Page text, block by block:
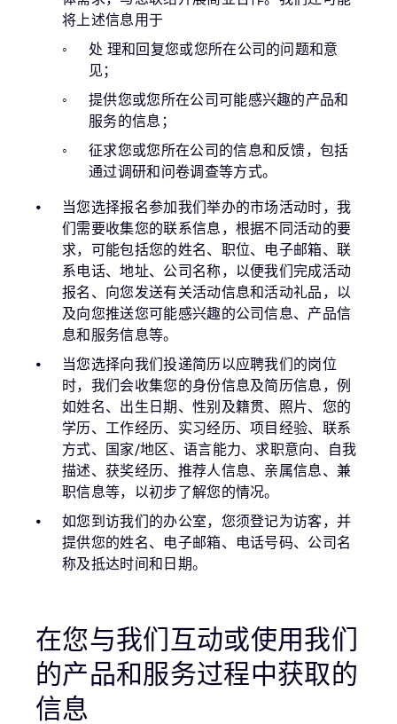
将上述信息用于
处 理和回复您或您所在公司的问题和意
见；
提供您或您所在公司可能感兴趣的产品和
服务的信息；
征求您或您所在公司的信息和反馈，包括
通过调研和问卷调查等方式。
当您选择报名参加我们举办的市场活动时，我
们需要收集您的联系信息，根据不同活动的要
求，可能包括您的姓名、职位、电子邮箱、联
系电话、地址、公司名称，以便我们完成活动
报名、向您发送有关活动信息和活动礼品，以
及向您推送您可能感兴趣的公司信息、产品信
息和服务信息等。
当您选择向我们投递简历以应聘我们的岗位
时，我们会收集您的身份信息及简历信息，例
如姓名、出生日期、性别及籍贯、照片、您的
学历、工作经历、实习经历、项目经验、联系
方式、国家/地区、语言能力、求职意向、自我
描述、获奖经历、推荐人信息、亲属信息、兼
职信息等，以初步了解您的情况。
如您到访我们的办公室，您须登记为访客，并
提供您的姓名、电子邮箱、电话号码、公司名
称及抵达时间和日期。
在您与我们互动或使用我们
的产品和服务过程中获取的
信息